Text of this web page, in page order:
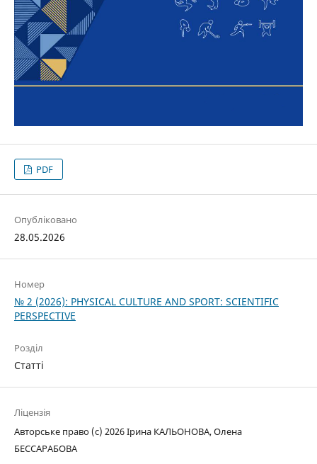
PDF
Опубліковано
28.05.2026
Номер
№ 2 (2026): PHYSICAL CULTURE AND SPORT: SCIENTIFIC
PERSPECTIVE
Розділ
Статті
Ліцензія
Авторське право (c) 2026 Ірина КАЛЬОНОВА, Олена
БЕССАРАБОВА